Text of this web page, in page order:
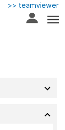
>> teamviewer